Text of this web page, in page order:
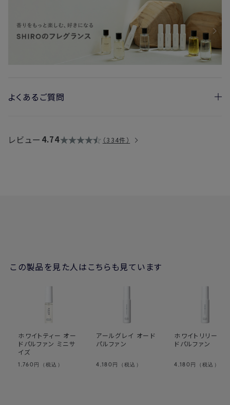
よくあるご質問
りますので、直接つけることはお控えください。
・国内配送や海外輸送はできますか？
レビュー 4.74 334件
この製品を見た人はこちらも見ています
ホワイトティー オー
ドパルファン ミニサ
イズ
1,760 円（税込）
アールグレイ オード
パルファン
4,180 円（税込）
ホワイトリリー オ
ドパルファン
4,180 円（税込）